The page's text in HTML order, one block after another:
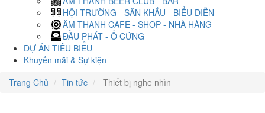
HỘI TRƯỜNG - SÂN KHẤU - BIỂU DIỄN
ÂM THANH CAFE - SHOP - NHÀ HÀNG
ĐẦU PHÁT - Ổ CỨNG
DỰ ÁN TIÊU BIỂU
Khuyến mãi & Sự kiện
Trang Chủ
Tin tức Thiết bị nghe nhìn